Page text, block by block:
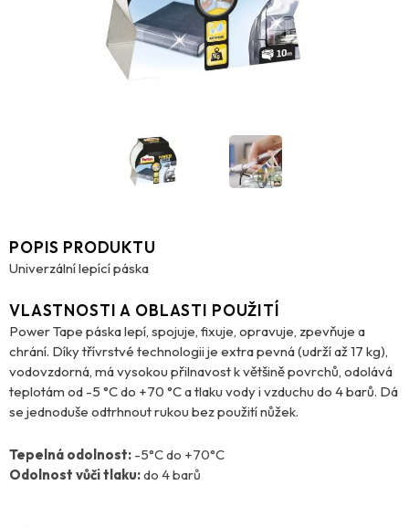
POPIS PRODUKTU
Univerzální lepící páska
VLASTNOSTI A OBLASTI POUŽITÍ
Power Tape páska lepí, spojuje, fixuje, opravuje, zpevňuje a
chrání. Díky třívrstvé technologii je extra pevná (udrží až 17 kg),
vodovzdorná, má vysokou přilnavost k většině povrchů, odolává
teplotám od -5 °C do +70 °C a tlaku vody i vzduchu do 4 barů. Dá
se jednoduše odtrhnout rukou bez použití nůžek.
Tepelná odolnost: -5°C do +70°C
Odolnost vůči tlaku:do 4 barů